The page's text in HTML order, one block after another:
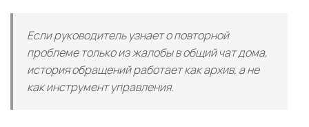
Если руководитель узнает о повторной
проблеме только из жалобы в общий чат дома,
история обращений работает как архив, а не
как инструмент управления.